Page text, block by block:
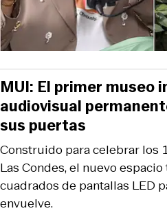
Construido para celebrar los
Las Condes, el nuevo
cuadrados de pantallas LED
envuelve.
MUI: El primer museo
audiovisual
sus puertas